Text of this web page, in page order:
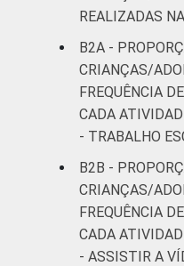
FAIXA ETÁRIA
DO
ADOLESCENTE
RENDA
FAMILIAR
REALIZADAS
B2A -
CRIANÇAS/
FREQUÊNCIA
CADA
- TRABALHO
B2B -
CRIANÇAS/
FREQUÊNCIA
CADA
- ASSISTIR A